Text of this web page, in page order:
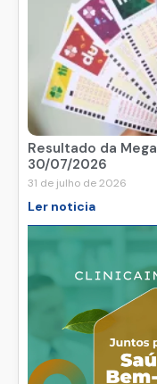
Resultado da
30/07/2026
31 de julho de 2026
Ler noticia